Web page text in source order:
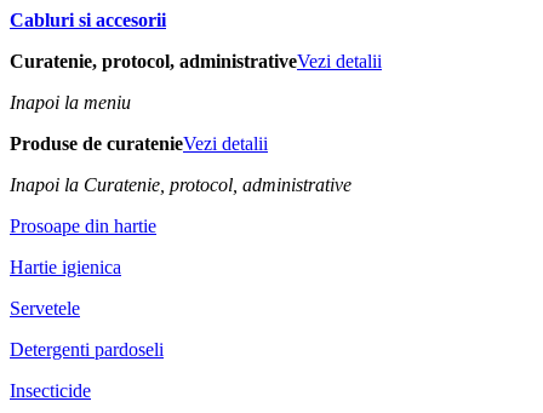
Cabluri si accesorii
Curatenie, protocol, administrativeVezi detalii
Inapoi la meniu
Produse de curatenieVezi detalii
Inapoi la Curatenie, protocol, administrative
Prosoape din hartie
Hartie igienica
Servetele
Detergenti pardoseli
Insecticide